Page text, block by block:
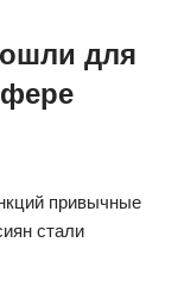
для
привычные
стали